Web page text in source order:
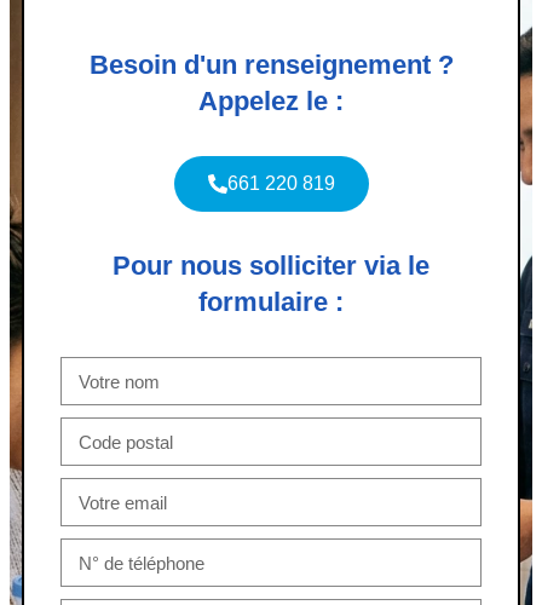
Besoin d'un renseignement ?
Appelez le :
661 220 819
Pour nous solliciter via le
formulaire :